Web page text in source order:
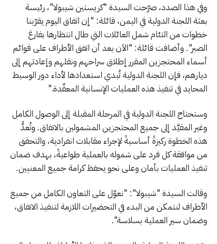
وفي هذا الصدد، صرّحت السيدة "كريستين شيبولا"، رئيسة
بعثة اللجنة الدولية في اليمن، قائلة: "إن اتفاق اليوم يقرّبنا
خطوات من التئام شمل العائلات التي طال انتظارها بفارغ
الصبر". وأضافت قائلة: "الآن بعد أن اتفق الأطراف على قوائم
أسماء المحتجزين المقرر إطلاق سراحهم ونقلهم وإعادتهم إلى
ديارهم، فإن اللجنة الدولية تُبدي استعدادها لأداء دور الوسيط
المحايد في تنفيذ هذه العمليات الإنسانية المعقّدة."
وستحتاج اللجنة الدولية في المرحلة المقبلة إلى الوصول الكامل
وغير المقيَّد إلى جميع المحتجزين المشمولين بالاتفاق. وتُعدُّ
هذه الخطوة ركيزةً أساسيةً لإجراء مقابلات انفرادية، والتحقق
من موافقة كل فرد على شموله بالعملية طواعيةً، بهدف ضمان
تنفيذ العمليات بأمان وعلى نحو يحفظ كرامة جميع المعنيين.
وقالت السيدة "شيبولا": "نعوّل على التعاون الكامل من جميع
الأطراف لنتمكن من البدء في التحضيرات اللازمة لتنفيذ الاتفاق،
وضمان سير العملية بسلاسة".